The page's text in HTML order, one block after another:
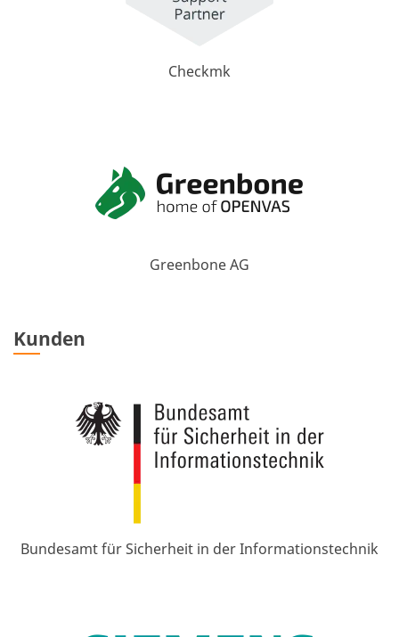
Checkmk
Greenbone AG
Kunden
Bundesamt für Sicherheit in der Informationstechnik